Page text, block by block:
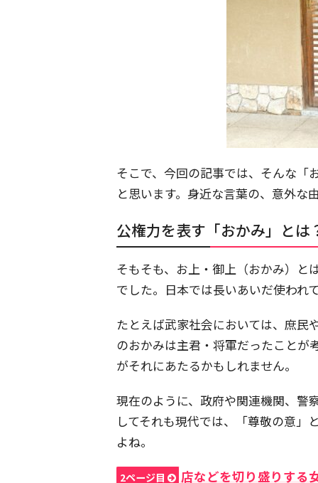
そこで、今回の記事では、そんな「
と思います。身近な言葉の、意外な
公権力を表す「おかみ」とは
そもそも、お上・御上（おかみ）と
でした。日本では長いあいだ使われ
たとえば武家社会においては、庶民
のおかみは主君・将軍だったことが
がそれにあたるかもしれません。
現在のように、政府や関連機関、警
してそれも現代では、「尊敬の意」
よね。
2ページ目 店などを切り盛りする